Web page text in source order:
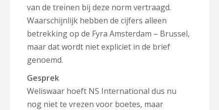
van de treinen bij deze norm vertraagd.
Waarschijnlijk hebben de cijfers alleen
betrekking op de Fyra Amsterdam – Brussel,
maar dat wordt niet expliciet in de brief
genoemd.
Gesprek
Weliswaar hoeft NS International dus nu
nog niet te vrezen voor boetes, maar